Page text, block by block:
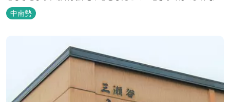
然環境の素晴らしさを伝える情報を発信し、そして多種多様な人材
と共有することで地域産業・地域社会の発展を図るNPO法人Joint
中南勢